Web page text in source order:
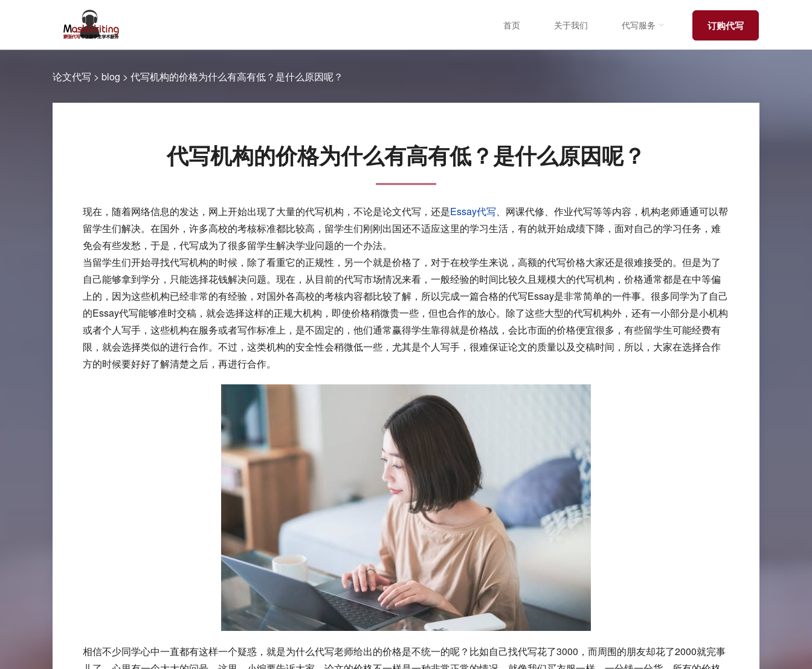
订购代写
首页 关于我们 代写服务
论文代写 > blog > 代写机构的价格为什么有高有低？是什么原因呢？
代写机构的价格为什么有高有低？是什么原因呢？
现在，随着网络信息的发达，网上开始出现了大量的代写机构，不论是论文代写，还是Essay代写、网课代修、作业代写等等内容，机构老师通通可以帮
留学生们解决。在国外，许多高校的考核标准都比较高，留学生们刚刚出国还不适应这里的学习生活，有的就开始成绩下降，面对自己的学习任务，难
免会有些发愁，于是，代写成为了很多留学生解决学业问题的一个办法。
当留学生们开始寻找代写机构的时候，除了看重它的正规性，另一个就是价格了，对于在校学生来说，高额的代写价格大家还是很难接受的。但是为了
自己能够拿到学分，只能选择花钱解决问题。现在，从目前的代写市场情况来看，一般经验的时间比较久且规模大的代写机构，价格通常都是在中等偏
上的，因为这些机构已经非常的有经验，对国外各高校的考核内容都比较了解，所以完成一篇合格的代写Essay是非常简单的一件事。很多同学为了自己
的Essay代写能够准时交稿，就会选择这样的正规大机构，即使价格稍微贵一些，但也合作的放心。除了这些大型的代写机构外，还有一小部分是小机构
或者个人写手，这些机构在服务或者写作标准上，是不固定的，他们通常赢得学生靠得就是价格战，会比市面的价格便宜很多，有些留学生可能经费有
限，就会选择类似的进行合作。不过，这类机构的安全性会稍微低一些，尤其是个人写手，很难保证论文的质量以及交稿时间，所以，大家在选择合作
方的时候要好好了解清楚之后，再进行合作。
相信不少同学心中一直都有这样一个疑惑，就是为什么代写老师给出的价格是不统一的呢？比如自己找代写花了3000，而周围的朋友却花了2000就完事